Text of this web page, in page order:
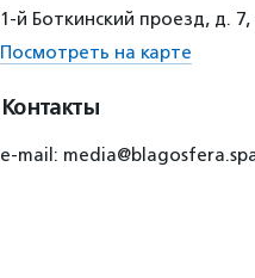
1-й Боткинский проезд, д.
Посмотреть на карте
Контакты
e-mail: